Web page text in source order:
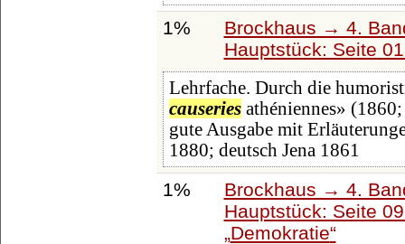
1%
Brockhaus → 4.
Hauptstück: Seite
Lehrfache. Durch die
causeriesathéniennes»
gute Ausgabe mit
1880; deutsch Jena 1861
1%
Brockhaus → 4.
Hauptstück: Seite
Demokratie